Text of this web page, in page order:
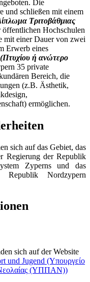
Die
und schließen mit einem
Τριτοβάθμιας
öffentlichen Hochschulen
mit einer Dauer von zwei
Erwerb eines
(Πτυχίου ή ανώτερο
35 private
Bereich, die
(z.B. Ästhetik,
ermöglichen.
sich auf das Gebiet, das
Regierung der Republik
Zyperns und das
Republik Nordzypern
sich auf der Website
und Jugend (Υπουργείο
Νεολαίας (ΥΠΠΑΝ))